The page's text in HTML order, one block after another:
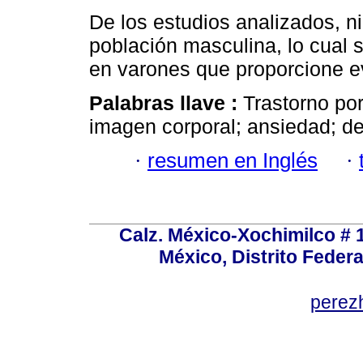
De los estudios analizados,
población masculina, lo cual
en varones que proporcione
Palabras llave : Trastorno
imagen corporal; ansiedad;
· resumen en Inglés ·
Calz. México-Xochimilco #
México, Distrito